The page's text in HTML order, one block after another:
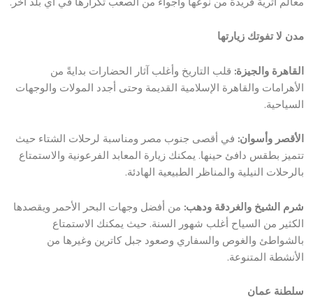
مدن لا تفوتك زيارتها
القاهرة والجيزة: قلب التاريخ وأغلب آثار الحضارات بدايةً من
الأهرامات والقاهرة الإسلامية القديمة وحتى أجدد المولات والوجهات
السياحية.
الأقصر وأسوان: في أقصى جنوب مصر ومناسبة لرحلات الشتاء حيث
تتميز بطقس دافئ حينها. يمكنك زيارة المعابد الفرعونية والاستمتاع
بالرحلات النيلية والمناظر الطبيعية الهادئة.
شرم الشيخ والغردقة ودهب: من أفضل وجهات البحر الأحمر ويقصدها
الكثير من السياح أغلب شهور السنة. حيث يمكنك الاستمتاع
بالشواطئ والغوص والسفاري وصعود جبل كاترين وغيرها من
الأنشطة المتنوعة.
سلطنة عمان